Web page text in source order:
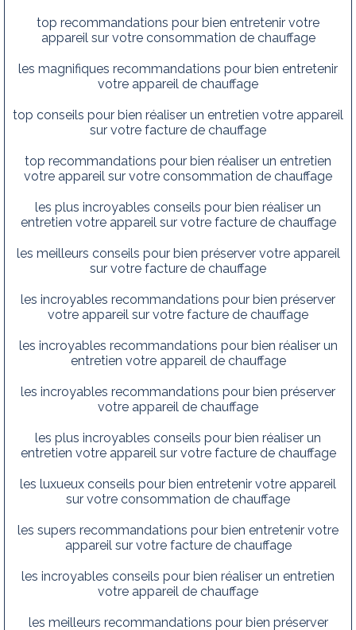
top recommandations pour bien entretenir votre
appareil sur votre consommation de chauffage
les magnifiques recommandations pour bien entretenir
votre appareil de chauffage
top conseils pour bien réaliser un entretien votre appareil
sur votre facture de chauffage
top recommandations pour bien réaliser un entretien
votre appareil sur votre consommation de chauffage
les plus incroyables conseils pour bien réaliser un
entretien votre appareil sur votre facture de chauffage
les meilleurs conseils pour bien préserver votre appareil
sur votre facture de chauffage
les incroyables recommandations pour bien préserver
votre appareil sur votre facture de chauffage
les incroyables recommandations pour bien réaliser un
entretien votre appareil de chauffage
les incroyables recommandations pour bien préserver
votre appareil de chauffage
les plus incroyables conseils pour bien réaliser un
entretien votre appareil sur votre facture de chauffage
les luxueux conseils pour bien entretenir votre appareil
sur votre consommation de chauffage
les supers recommandations pour bien entretenir votre
appareil sur votre facture de chauffage
les incroyables conseils pour bien réaliser un entretien
votre appareil de chauffage
les meilleurs recommandations pour bien préserver